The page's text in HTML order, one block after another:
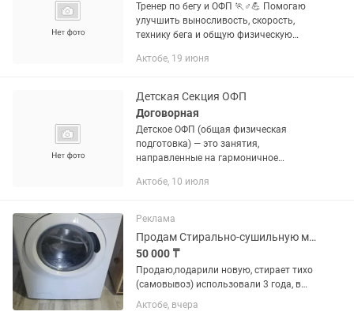
Тренер по бегу и ОФП 🏃♂️💪 Помогаю
улучшить выносливость, скорость,
технику бега и общую физическую
и теми, кто уже тренируется и хочет
Актобе, 19 июня
Детская Секция ОФП
Договорная
Детское ОФП (общая физическая
подготовка) — это занятия,
направленные на гармоничное
тренировках дети не занимаются узкой
развивают...
Актобе, 10 июля
Реклама
Продам Стирально-сушильную машину Candy Smart 6 кг / 1300 об/мин (с сушкой)
50 000 ₸
Продаю,подарили новую, стирает тихо
(самовывоз) использовали 3 года, в
рабочее состояние.продаем потому,что
новую подарили ТипСтирально-
Актобе, вчера